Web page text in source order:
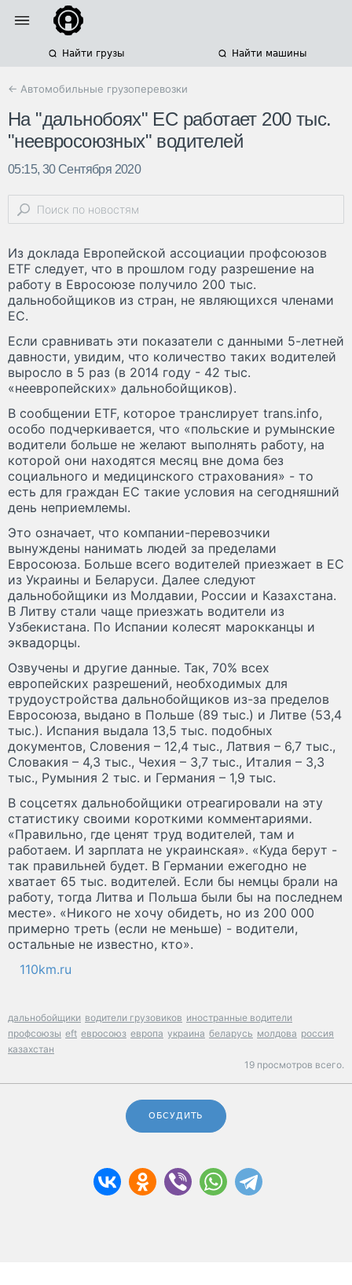
Найти грузы Найти машины
← Автомобильные грузоперевозки
На "дальнобоях" ЕС работает 200 тыс.
"неевросоюзных" водителей
05:15, 30 Сентября 2020
Из доклада Европейской ассоциации профсоюзов
ETF следует, что в прошлом году разрешение на
работу в Евросоюзе получило 200 тыс.
дальнобойщиков из стран, не являющихся членами
ЕС.
Если сравнивать эти показатели с данными 5-летней
давности, увидим, что количество таких водителей
выросло в 5 раз (в 2014 году - 42 тыс.
«неевропейских» дальнобойщиков).
В сообщении ETF, которое транслирует trans.info,
особо подчеркивается, что «польские и румынские
водители больше не желают выполнять работу, на
которой они находятся месяц вне дома без
социального и медицинского страхования» - то
есть для граждан ЕС такие условия на сегодняшний
день неприемлемы.
Это означает, что компании-перевозчики
вынуждены нанимать людей за пределами
Евросоюза. Больше всего водителей приезжает в ЕС
из Украины и Беларуси. Далее следуют
дальнобойщики из Молдавии, России и Казахстана.
В Литву стали чаще приезжать водители из
Узбекистана. По Испании колесят марокканцы и
эквадорцы.
Озвучены и другие данные. Так, 70% всех
европейских разрешений, необходимых для
трудоустройства дальнобойщиков из-за пределов
Евросоюза, выдано в Польше (89 тыс.) и Литве (53,4
тыс.). Испания выдала 13,5 тыс. подобных
документов, Словения – 12,4 тыс., Латвия – 6,7 тыс.,
Словакия – 4,3 тыс., Чехия – 3,7 тыс., Италия – 3,3
тыс., Румыния 2 тыс. и Германия – 1,9 тыс.
В соцсетях дальнобойщики отреагировали на эту
статистику своими короткими комментариями.
«Правильно, где ценят труд водителей, там и
работаем. И зарплата не украинская». «Куда берут -
так правильней будет. В Германии ежегодно не
хватает 65 тыс. водителей. Если бы немцы брали на
работу, тогда Литва и Польша были бы на последнем
месте». «Никого не хочу обидеть, но из 200 000
примерно треть (если не меньше) - водители,
остальные не известно, кто».
110km.ru
дальнобойщики водители грузовиков иностранные водители
профсоюзы eft евросоюз европа украина беларусь молдова россия
казахстан
19 просмотров всего.
ОБСУДИТЬ